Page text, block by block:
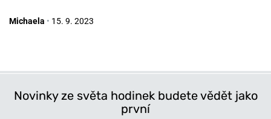
Michaela • 15. 9. 2023
Novinky ze světa hodinek budete vědět jako
první